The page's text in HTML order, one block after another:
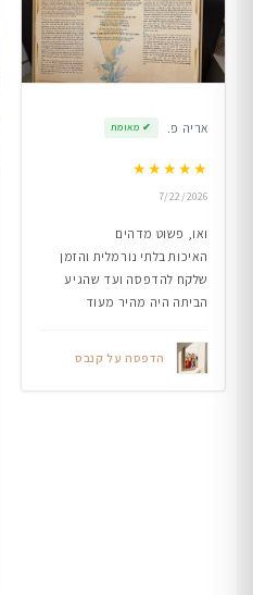
אריה פ. ✔ מאומת
★★★★★
7/22/2026
ואו, פשוט מדהים
האיכות בלתי נורמלית והזמן
שלקח להדפסה ועד שהגיע
הביתה היה מהיר מעוד
הדפסה על קנבס